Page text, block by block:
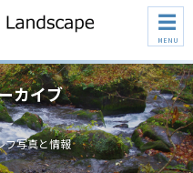
☰
MENU
カイブ
フ写真と情報